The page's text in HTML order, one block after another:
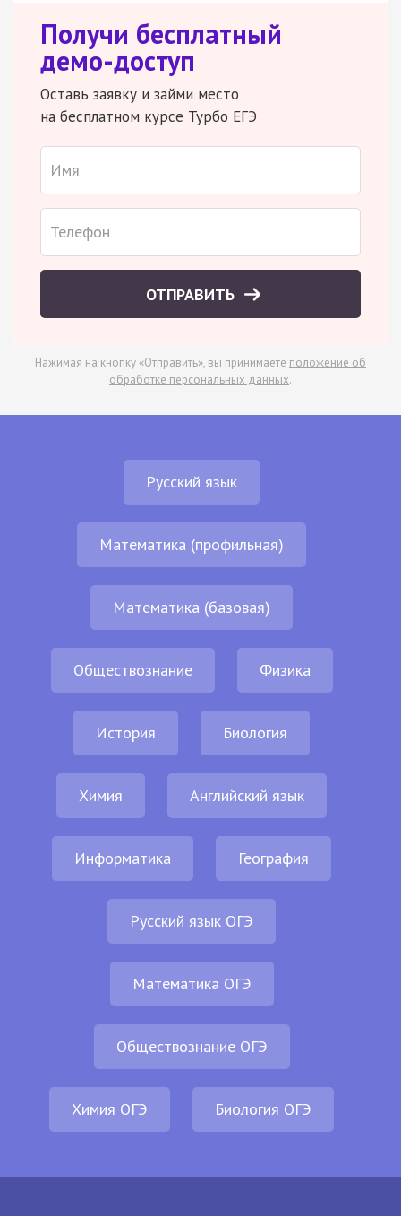
Получи бесплатный
демо-доступ
Оставь заявку и займи место
на бесплатном курсе Турбо ЕГЭ
ОТПРАВИТЬ
Нажимая на кнопку «Отправить», вы принимаете положение об
обработке персональных данных.
Русский язык
Математика (профильная)
Математика (базовая)
Обществознание Физика
История Биология
Химия Английский язык
Информатика География
Русский язык ОГЭ
Математика ОГЭ
Обществознание ОГЭ
Химия ОГЭ Биология ОГЭ